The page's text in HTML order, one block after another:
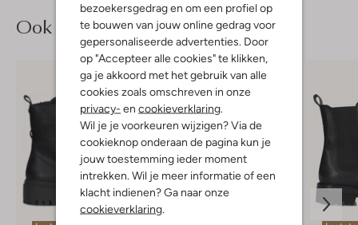
bezoekersgedrag en om een profiel op
te bouwen van jouw online gedrag voor
gepersonaliseerde advertenties. Door
op "Accepteer alle cookies" te klikken,
ga je akkoord met het gebruik van alle
cookies zoals omschreven in onze
privacy- en cookieverklaring
Wil je je voorkeuren wijzigen? Via de
cookieknop onderaan de pagina kun je
jouw toestemming ieder moment
intrekken. Wil je meer informatie of een
klacht indienen? Ga naar onze
cookieverklaring
Ook iets voor jou?